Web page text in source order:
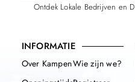
Ontdek Lokale Bedrijven en
INFORMATIE
Over KampenWie zijn we?